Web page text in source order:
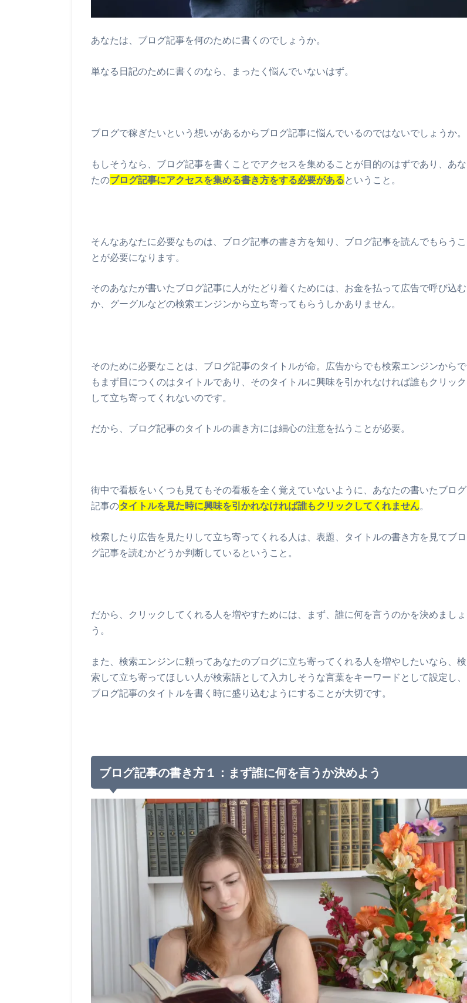
あなたは、ブログ記事を何のために書くのでしょうか。
単なる日記のために書くのなら、まったく悩んでいないはず。
ブログで稼ぎたいという想いがあるからブログ記事に悩んでいるのではないでしょうか。
もしそうなら、ブログ記事を書くことでアクセスを集めることが目的のはずであり、あな
たのブログ記事にアクセスを集める書き方をする必要がある ということ。
そんなあなたに必要なものは、ブログ記事の書き方を知り、ブログ記事を読んでもらうこ
とが必要になります。
そのあなたが書いたブログ記事に人がたどり着くためには、お金を払って広告で呼び込む
か、グーグルなどの検索エンジンから立ち寄ってもらうしかありません。
そのために必要なことは、ブログ記事のタイトルが命。広告からでも検索エンジンからで
もまず目につくのはタイトルであり、そのタイトルに興味を引かれなければ誰もクリック
して立ち寄ってくれないのです。
だから、ブログ記事のタイトルの書き方には細心の注意を払うことが必要。
街中で看板をいくつも見てもその看板を全く覚えていないように、あなたの書いたブログ
記事のタイトルを見た時に興味を引かれなければ誰もクリックしてくれません。
検索したり広告を見たりして立ち寄ってくれる人は、表題、タイトルの書き方を見てブロ
グ記事を読むかどうか判断しているということ。
だから、クリックしてくれる人を増やすためには、まず、誰に何を言うのかを決めましょ
う。
また、検索エンジンに頼ってあなたのブログに立ち寄ってくれる人を増やしたいなら、検
索して立ち寄ってほしい人が検索語として入力しそうな言葉をキーワードとして設定し、
ブログ記事のタイトルを書く時に盛り込むようにすることが大切です。
ブログ記事の書き方１：まず誰に何を言うか決めよう